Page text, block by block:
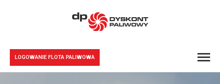
LOGOWANIE FLOTA PALIWOWA